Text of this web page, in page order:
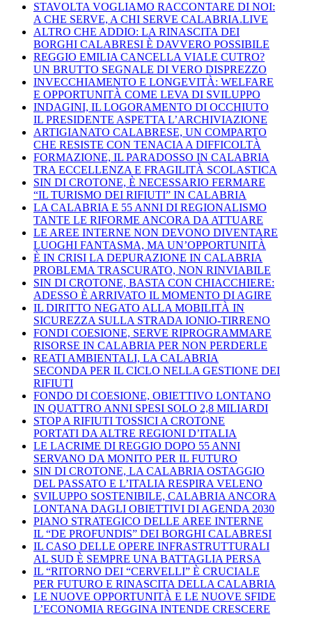
STAVOLTA VOGLIAMO RACCONTARE DI NOI:
A CHE SERVE, A CHI SERVE CALABRIA.LIVE
ALTRO CHE ADDIO: LA RINASCITA DEI
BORGHI CALABRESI È DAVVERO POSSIBILE
REGGIO EMILIA CANCELLA VIALE CUTRO?
UN BRUTTO SEGNALE DI VERO DISPREZZO
INVECCHIAMENTO E LONGEVITÀ: WELFARE
E OPPORTUNITÀ COME LEVA DI SVILUPPO
INDAGINI, IL LOGORAMENTO DI OCCHIUTO
IL PRESIDENTE ASPETTA L’ARCHIVIAZIONE
ARTIGIANATO CALABRESE, UN COMPARTO
CHE RESISTE CON TENACIA A DIFFICOLTÀ
FORMAZIONE, IL PARADOSSO IN CALABRIA
TRA ECCELLENZA E FRAGILITÀ SCOLASTICA
SIN DI CROTONE, È NECESSARIO FERMARE
“IL TURISMO DEI RIFIUTI” IN CALABRIA
LA CALABRIA E 55 ANNI DI REGIONALISMO
TANTE LE RIFORME ANCORA DA ATTUARE
LE AREE INTERNE NON DEVONO DIVENTARE
LUOGHI FANTASMA, MA UN’OPPORTUNITÀ
È IN CRISI LA DEPURAZIONE IN CALABRIA
PROBLEMA TRASCURATO, NON RINVIABILE
SIN DI CROTONE, BASTA CON CHIACCHIERE:
ADESSO È ARRIVATO IL MOMENTO DI AGIRE
IL DIRITTO NEGATO ALLA MOBILITÀ IN
SICUREZZA SULLA STRADA IONIO-TIRRENO
FONDI COESIONE, SERVE RIPROGRAMMARE
RISORSE IN CALABRIA PER NON PERDERLE
REATI AMBIENTALI, LA CALABRIA
SECONDA PER IL CICLO NELLA GESTIONE DEI
RIFIUTI
FONDO DI COESIONE, OBIETTIVO LONTANO
IN QUATTRO ANNI SPESI SOLO 2,8 MILIARDI
STOP A RIFIUTI TOSSICI A CROTONE
PORTATI DA ALTRE REGIONI D’ITALIA
LE LACRIME DI REGGIO DOPO 55 ANNI
SERVANO DA MONITO PER IL FUTURO
SIN DI CROTONE, LA CALABRIA OSTAGGIO
DEL PASSATO E L’ITALIA RESPIRA VELENO
SVILUPPO SOSTENIBILE, CALABRIA ANCORA
LONTANA DAGLI OBIETTIVI DI AGENDA 2030
PIANO STRATEGICO DELLE AREE INTERNE
IL “DE PROFUNDIS” DEI BORGHI CALABRESI
IL CASO DELLE OPERE INFRASTRUTTURALI
AL SUD È SEMPRE UNA BATTAGLIA PERSA
IL “RITORNO DEI “CERVELLI” È CRUCIALE
PER FUTURO E RINASCITA DELLA CALABRIA
LE NUOVE OPPORTUNITÀ E LE NUOVE SFIDE
L’ECONOMIA REGGINA INTENDE CRESCERE